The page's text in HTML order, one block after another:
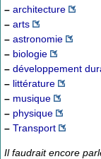
– architecture
– arts
– astronomie
– biologie
– développement
– littérature
– musique
– physique
– Transport
Il faudrait encore